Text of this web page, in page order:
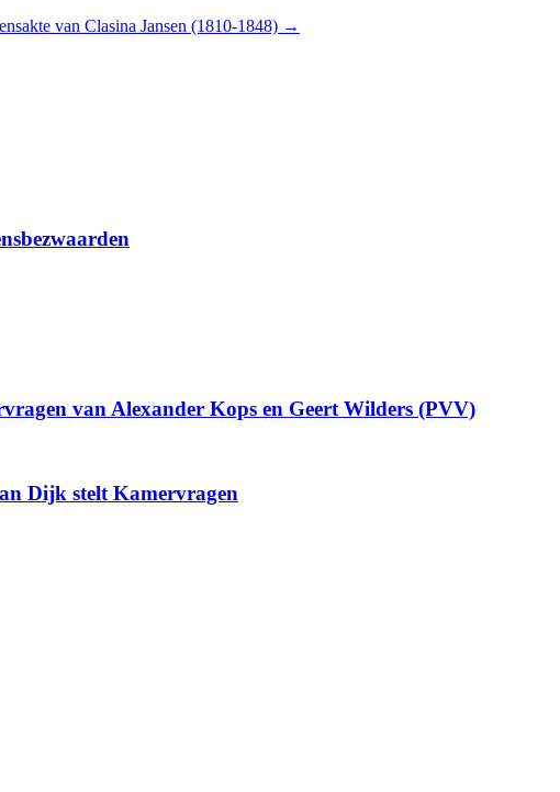
van Clasina Jansen (1810-1848) →
van Alexander Kops en Geert Wilders (PVV)
Dijk stelt Kamervragen